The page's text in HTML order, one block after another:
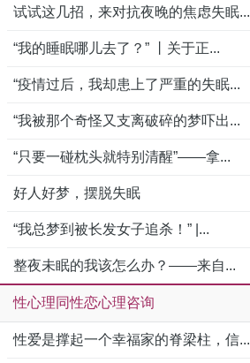
试试这几招，来对抗夜晚的焦虑失眠...
“我的睡眠哪儿去了？” 丨关于正...
“疫情过后，我却患上了严重的失眠...
“我被那个奇怪又支离破碎的梦吓出...
“只要一碰枕头就特别清醒”——拿...
好人好梦，摆脱失眠
“我总梦到被长发女子追杀！” |...
整夜未眠的我该怎么办？——来自...
性心理同性恋心理咨询
性爱是撑起一个幸福家的脊梁柱，信...